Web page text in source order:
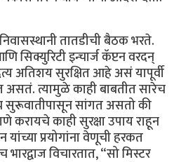
तातडीची बैठक भरते.
सिक्युरिटी इन्चार्ज कॅप्टन वरदन्
अतिशय सुरक्षित आहे असं यापूर्वी
असतं. त्यामुळे काही बाबतीत सारेच
सांगत असतो की
करायचे काही सुरक्षा उपाय राहून
प्रयोगांना वेणूची हरकत
विचारतात, “सो मिस्टर